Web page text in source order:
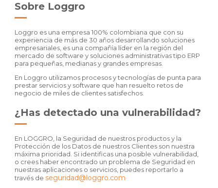
Sobre Loggro
Loggro es una empresa 100% colombiana que con su
experiencia de más de 30 años desarrollando soluciones
empresariales, es una compañía líder en la región del
mercado de software y soluciones administrativas tipo ERP
para pequeñas, medianas y grandes empresas.
En Loggro utilizamos procesos y tecnologías de punta para
prestar servicios y software que han resuelto retos de
negocio de miles de clientes satisfechos.
¿Has detectado una vulnerabilidad?
En LOGGRO, la Seguridad de nuestros productos y la
Protección de los Datos de nuestros Clientes son nuestra
máxima prioridad. Si identificas una posible vulnerabilidad,
o crees haber encontrado un problema de Seguridad en
nuestras aplicaciones o servicios, puedes reportarlo a
través de seguridad@loggro.com